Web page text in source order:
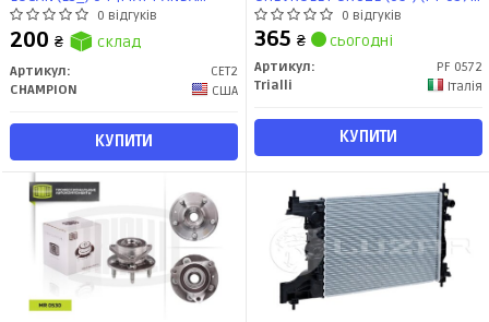
(169_) 03-, PUNTO (176_) (CET2)
CHAMPION
0 відгуків
200 ₴ склад
Артикул:
CET2
CHAMPION
США
КУПИТИ
Trialli
0 відгуків
365 ₴ сьогодні
Артикул:
PF 0572
Trialli
Італія
КУПИТИ